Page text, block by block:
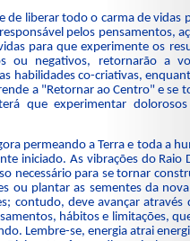
liberar todo o carma de vidas
pelos pensamentos,
para que experimente os
ou negativos, retornarão a
habilidades co-criativas,
a "Retornar ao Centro" e se
que experimentar
permeando a Terra e toda a
iniciado. As vibrações do Raio
necessário para se tornar
ou plantar as sementes da
contudo, deve avançar através
hábitos e limitações,
Lembre-se, energia atrai